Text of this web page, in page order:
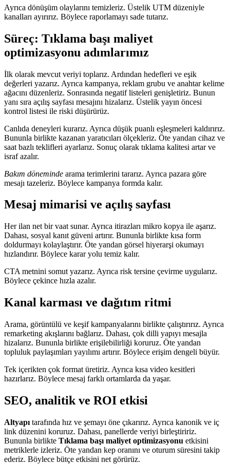
Ayrıca dönüşüm olaylarını temizleriz. Üstelik UTM düzeniyle
kanalları ayırırız. Böylece raporlamayı sade tutarız.
Süreç: Tıklama başı maliyet
optimizasyonu adımlarımız
İlk olarak mevcut veriyi toplarız. Ardından hedefleri ve eşik
değerleri yazarız. Ayrıca kampanya, reklam grubu ve anahtar kelime
ağacını düzenleriz. Sonrasında negatif listeleri genişletiriz. Bunun
yanı sıra açılış sayfası mesajını hizalarız. Üstelik yayın öncesi
kontrol listesi ile riski düşürürüz.
Canlıda deneyleri kurarız. Ayrıca düşük puanlı eşleşmeleri kaldırırız.
Bununla birlikte kazanan yaratıcıları ölçekleriz. Öte yandan cihaz ve
saat bazlı teklifleri ayarlarız. Sonuç olarak tıklama kalitesi artar ve
israf azalır.
Bakım döneminde arama terimlerini tararız. Ayrıca pazara göre
mesajı tazeleriz. Böylece kampanya formda kalır.
Mesaj mimarisi ve açılış sayfası
Her ilan net bir vaat sunar. Ayrıca itirazları mikro kopya ile aşarız.
Dahası, sosyal kanıt güveni artırır. Bununla birlikte kısa form
doldurmayı kolaylaştırır. Öte yandan görsel hiyerarşi okumayı
hızlandırır. Böylece karar yolu temiz kalır.
CTA metnini somut yazarız. Ayrıca risk tersine çevirme uygularız.
Böylece çekince hızla azalır.
Kanal karması ve dağıtım ritmi
Arama, görüntülü ve keşif kampanyalarını birlikte çalıştırırız. Ayrıca
remarketing akışlarını bağlarız. Dahası, çok dilli yapıyı mesajla
hizalarız. Bununla birlikte erişilebilirliği koruruz. Öte yandan
topluluk paylaşımları yayılımı artırır. Böylece erişim dengeli büyür.
Tek içerikten çok format üretiriz. Ayrıca kısa video kesitleri
hazırlarız. Böylece mesaj farklı ortamlarda da yaşar.
SEO, analitik ve ROI etkisi
Altyapı tarafında hız ve şemayı öne çıkarırız. Ayrıca kanonik ve iç
link düzenini koruruz. Dahası, panellerde veriyi birleştiririz.
Bununla birlikte Tıklama başı maliyet optimizasyonu etkisini
metriklerle izleriz. Öte yandan kep oranını ve oturum süresini takip
ederiz. Böylece bütçe etkisini net görürüz.